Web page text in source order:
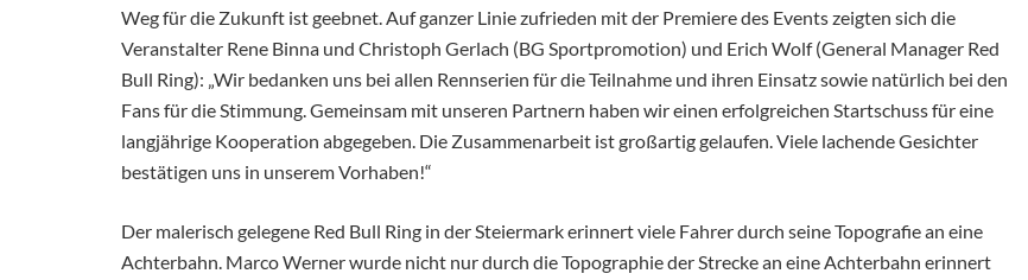
Weg für die Zukunft ist geebnet. Auf ganzer Linie zufrieden mit der Premiere des Events zeigten sich die
Veranstalter Rene Binna und Christoph Gerlach (BG Sportpromotion) und Erich Wolf (General Manager Red
Bull Ring): „Wir bedanken uns bei allen Rennserien für die Teilnahme und ihren Einsatz sowie natürlich bei den
Fans für die Stimmung. Gemeinsam mit unseren Partnern haben wir einen erfolgreichen Startschuss für eine
langjährige Kooperation abgegeben. Die Zusammenarbeit ist großartig gelaufen. Viele lachende Gesichter
bestätigen uns in unserem Vorhaben!“
Der malerisch gelegene Red Bull Ring in der Steiermark erinnert viele Fahrer durch seine Topografie an eine
Achterbahn. Marco Werner wurde nicht nur durch die Topographie der Strecke an eine Achterbahn erinnert